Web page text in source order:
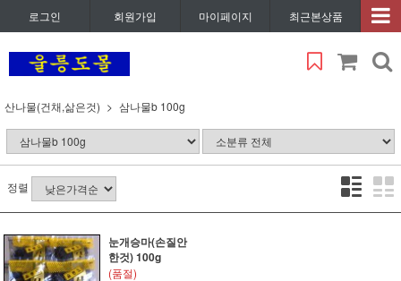
로그인 회원가입 마이페이지 최근본상품
산나물(건채,삶은것) 삼나물b 100g
정렬
눈개승마(손질안
한것) 100g
(품절)